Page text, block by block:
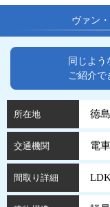
ヴァン
同じよ
ご紹介で
所在地 徳
交通機関 電
間取り詳細